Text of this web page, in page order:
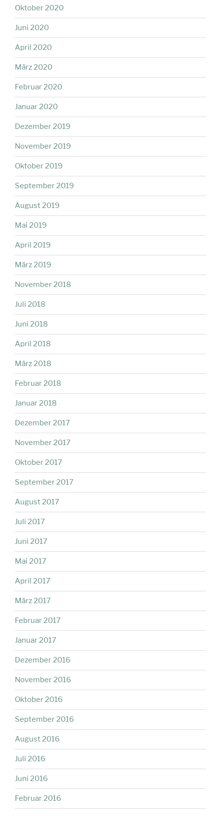
Oktober 2020
Juni 2020
April 2020
März 2020
Februar 2020
Januar 2020
Dezember 2019
November 2019
Oktober 2019
September 2019
August 2019
Mai 2019
April 2019
März 2019
November 2018
Juli 2018
Juni 2018
April 2018
März 2018
Februar 2018
Januar 2018
Dezember 2017
November 2017
Oktober 2017
September 2017
August 2017
Juli 2017
Juni 2017
Mai 2017
April 2017
März 2017
Februar 2017
Januar 2017
Dezember 2016
November 2016
Oktober 2016
September 2016
August 2016
Juli 2016
Juni 2016
Februar 2016